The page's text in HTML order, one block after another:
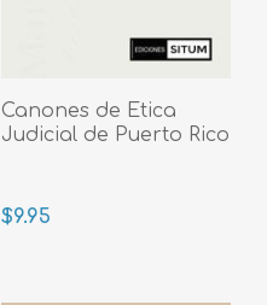
Canones de Etica
Judicial de Puerto Rico
$9.95